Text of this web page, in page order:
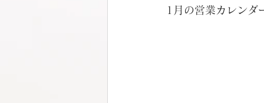
1月の営業カレンダ